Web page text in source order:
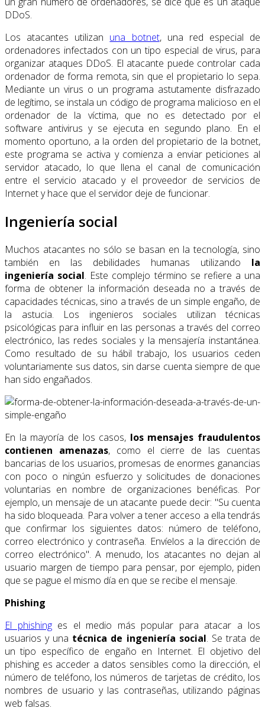
DDoS.
Los atacantes utilizan una botnet, una red especial de
ordenadores infectados con un tipo especial de virus, para
organizar ataques DDoS. El atacante puede controlar cada
ordenador de forma remota, sin que el propietario lo sepa.
Mediante un virus o un programa astutamente disfrazado
de legítimo, se instala un código de programa malicioso en el
ordenador de la víctima, que no es detectado por el
software antivirus y se ejecuta en segundo plano. En el
momento oportuno, a la orden del propietario de la botnet,
este programa se activa y comienza a enviar peticiones al
servidor atacado, lo que llena el canal de comunicación
entre el servicio atacado y el proveedor de servicios de
Internet y hace que el servidor deje de funcionar.
Ingeniería social
Muchos atacantes no sólo se basan en la tecnología, sino
también en las debilidades humanas utilizando la
ingeniería social. Este complejo término se refiere a una
forma de obtener la información deseada no a través de
capacidades técnicas, sino a través de un simple engaño, de
la astucia. Los ingenieros sociales utilizan técnicas
psicológicas para influir en las personas a través del correo
electrónico, las redes sociales y la mensajería instantánea.
Como resultado de su hábil trabajo, los usuarios ceden
voluntariamente sus datos, sin darse cuenta siempre de que
han sido engañados.
En la mayoría de los casos, los mensajes fraudulentos
contienen amenazas, como el cierre de las cuentas
bancarias de los usuarios, promesas de enormes ganancias
con poco o ningún esfuerzo y solicitudes de donaciones
voluntarias en nombre de organizaciones benéficas. Por
ejemplo, un mensaje de un atacante puede decir: "Su cuenta
ha sido bloqueada. Para volver a tener acceso a ella tendrás
que confirmar los siguientes datos: número de teléfono,
correo electrónico y contraseña. Envíelos a la dirección de
correo electrónico". A menudo, los atacantes no dejan al
usuario margen de tiempo para pensar, por ejemplo, piden
que se pague el mismo día en que se recibe el mensaje.
Phishing
El phishinges el medio más popular para atacar a los
usuarios y una técnica de ingeniería social. Se trata de
un tipo específico de engaño en Internet. El objetivo del
phishing es acceder a datos sensibles como la dirección, el
número de teléfono, los números de tarjetas de crédito, los
nombres de usuario y las contraseñas, utilizando páginas
web falsas.